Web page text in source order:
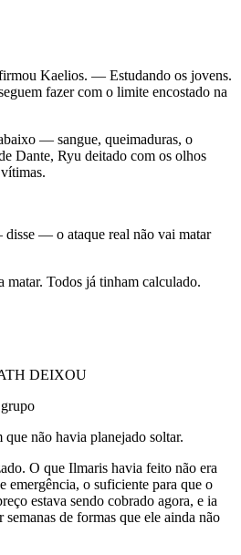
Kaelios. — Estudando os jovens.
fazer com o limite encostado na
— sangue, queimaduras, o
Dante, Ryu deitado com os olhos
— o ataque real não vai matar
Todos já tinham calculado.
DEIXOU
não havia planejado soltar.
O que Ilmaris havia feito não era
emergência, o suficiente para que o
estava sendo cobrado agora, e ia
de formas que ele ainda não